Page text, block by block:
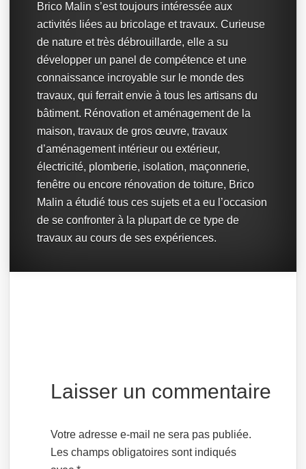
Brico Malin s’est toujours intéressée aux
activités liées au bricolage et travaux. Curieuse
de nature et très débrouillarde, elle a su
développer un panel de compétence et une
connaissance incroyable sur le monde des
travaux, qui ferrait envie à tous les artisans du
bâtiment. Rénovation et aménagement de la
maison, travaux de gros œuvre, travaux
d’aménagement intérieur ou extérieur,
électricité, plomberie, isolation, maçonnerie,
fenêtre ou encore rénovation de toiture, Brico
Malin a étudié tous ces sujets et a eu l’occasion
de se confronter à la plupart de ce type de
travaux au cours de ses expériences.
Laisser un commentaire
Votre adresse e-mail ne sera pas publiée.
Les champs obligatoires sont indiqués